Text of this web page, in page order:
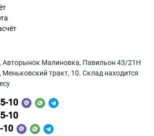
Авторынок Малиновка, Павильон 43/21Н
тракт, 10. Склад находится
10
10
10